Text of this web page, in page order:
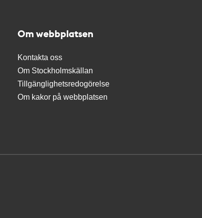
Om webbplatsen
Kontakta oss
Om Stockholmskällan
Tillgänglighetsredogörelse
Om kakor på webbplatsen